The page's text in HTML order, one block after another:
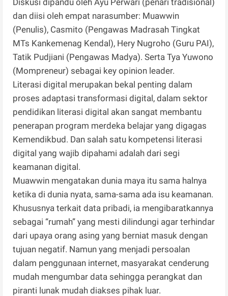
dan diisi oleh empat narasumber: Muawwin
(Penulis), Casmito (Pengawas Madrasah Tingkat
MTs Kankemenag Kendal), Hery Nugroho (Guru PAI),
Tatik Pudjiani (Pengawas Madya). Serta Tya Yuwono
(Mompreneur) sebagai key opinion leader.
Literasi digital merupakan bekal penting dalam
proses adaptasi transformasi digital, dalam sektor
pendidikan literasi digital akan sangat membantu
penerapan program merdeka belajar yang digagas
Kemendikbud. Dan salah satu kompetensi literasi
digital yang wajib dipahami adalah dari segi
keamanan digital.
Muawwin mengatakan dunia maya itu sama halnya
ketika di dunia nyata, sama-sama ada isu keamanan.
Khususnya terkait data pribadi, ia mengibaratkannya
sebagai “rumah” yang mesti dilindungi agar terhindar
dari upaya orang asing yang berniat masuk dengan
tujuan negatif. Namun yang menjadi persoalan
dalam penggunaan internet, masyarakat cenderung
mudah mengumbar data sehingga perangkat dan
piranti lunak mudah diakses pihak luar.